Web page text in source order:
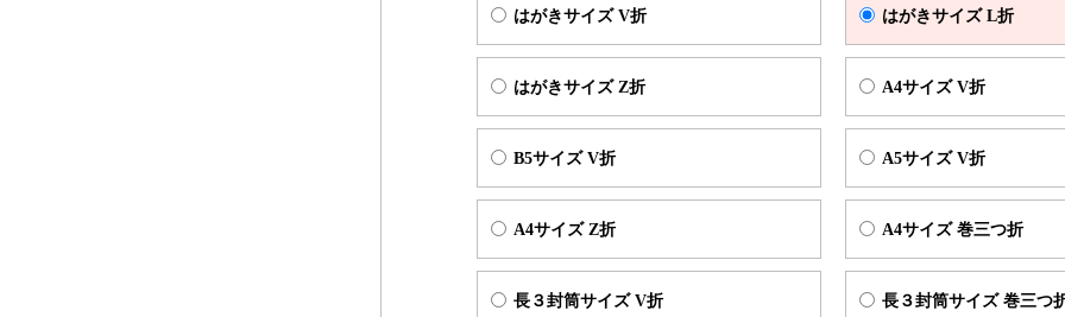
はがきサイズ V折 はがきサイズ L折
はがきサイズ Z折 A4サイズ V折
B5サイズ V折 A5サイズ V折
A4サイズ Z折 A4サイズ 巻三つ折
長３封筒サイズ V折 長３封筒サイズ 巻三つ